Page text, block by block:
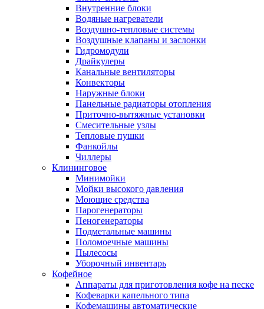
Внутренние блоки
Водяные нагреватели
Воздушно-тепловые системы
Воздушные клапаны и заслонки
Гидромодули
Драйкулеры
Канальные вентиляторы
Конвекторы
Наружные блоки
Панельные радиаторы отопления
Приточно-вытяжные установки
Смесительные узлы
Тепловые пушки
Фанкойлы
Чиллеры
Клининговое
Минимойки
Мойки высокого давления
Моющие средства
Парогенераторы
Пеногенераторы
Подметальные машины
Поломоечные машины
Пылесосы
Уборочный инвентарь
Кофейное
Аппараты для приготовления кофе на песке
Кофеварки капельного типа
Кофемашины автоматические